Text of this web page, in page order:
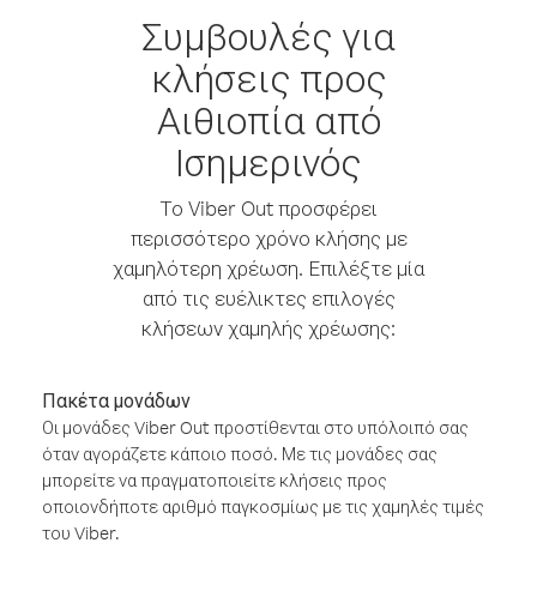
Συμβουλές για
κλήσεις προς
Αιθιοπία από
Ισημερινός
Το Viber Out προσφέρει
περισσότερο χρόνο κλήσης με
χαμηλότερη χρέωση. Επιλέξτε μία
από τις ευέλικτες επιλογές
κλήσεων χαμηλής χρέωσης:
Πακέτα μονάδων
Οι μονάδες Viber Out προστίθενται στο υπόλοιπό σας
όταν αγοράζετε κάποιο ποσό. Με τις μονάδες σας
μπορείτε να πραγματοποιείτε κλήσεις προς
οποιονδήποτε αριθμό παγκοσμίως με τις χαμηλές τιμές
του Viber.